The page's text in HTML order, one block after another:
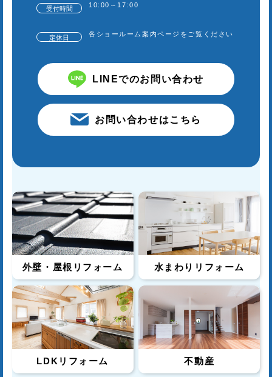
受付時間
10:00～17:00
定休日
各ショールーム案内ページをご覧ください
LINEでのお問い合わせ
お問い合わせはこちら
外壁・屋根リフォーム 水まわりリフォーム
LDKリフォーム 不動産